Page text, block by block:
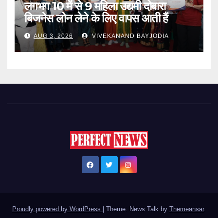
लगभग 10 में से 9 महिला उद्यमी दोबारा
बिजनेस लोन लेने के लिए वापस आती हैं
AUG 3, 2026 VIVEKANAND BAYJODIA
Proudly powered by WordPress Theme: News Talk by Themeansar.